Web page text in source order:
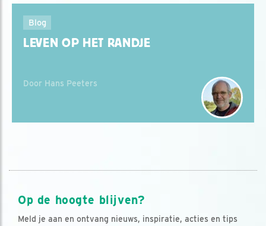
Blog
LEVEN OP HET RANDJE
Door Hans Peeters
Op de hoogte blijven?
Meld je aan en ontvang nieuws, inspiratie, acties en tips